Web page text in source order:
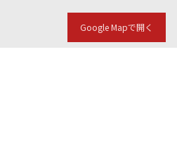
Google Mapで開く